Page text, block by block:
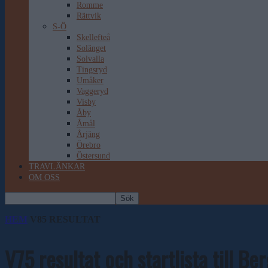
Romme
Rättvik
S-Ö
Skellefteå
Solänget
Solvalla
Tingsryd
Umåker
Vaggeryd
Visby
Åby
Åmål
Årjäng
Örebro
Östersund
TRAVLÄNKAR
OM OSS
HEM V85 RESULTAT
V75 resultat och startlista till